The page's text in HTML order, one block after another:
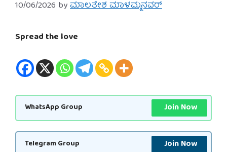
10/06/2026 byಮಾಲತೇಶ ಮಾಳಮ್ಮನವರ್
Spread the love
WhatsApp Group Join Now
Telegram Group Join Now